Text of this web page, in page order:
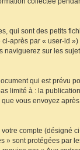
qui sont des petits
après par « user-id
naviguerez sur les
qui est prévu
limité à : la
vous envoyez
compte (désigné
» sont protégées par